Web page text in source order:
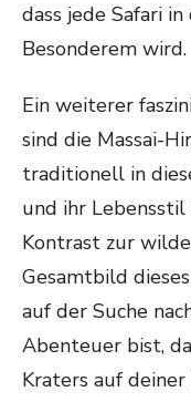
dass jede Safari
Besonderem wird.
Ein weiterer
sind die Massai-
traditionell in
und ihr
Kontrast zur
Gesamtbild
auf der Suche
Abenteuer bist,
Kraters auf